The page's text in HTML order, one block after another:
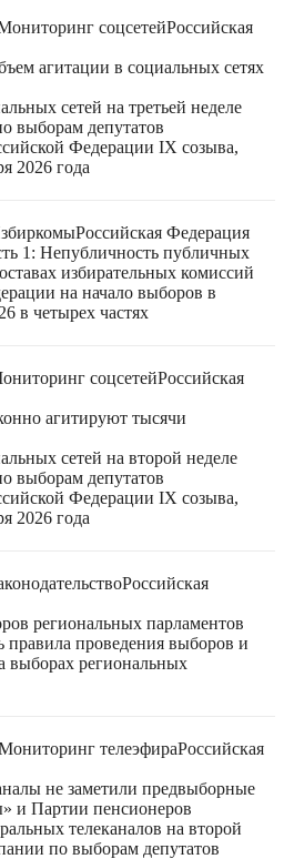
соцсетейРоссийская
агитации в социальных сетях
сетей на третьей неделе
выборам депутатов
Федерации IX созыва,
2026 года
Российская Федерация
1: Непубличность публичных
избирательных комиссий
на начало выборов в
в четырех частях
соцсетейРоссийская
агитируют тысячи
сетей на второй неделе
выборам депутатов
Федерации IX созыва,
2026 года
Российская
региональных парламентов
правила проведения выборов и
выборах региональных
телеэфираРоссийская
не заметили предвыборные
и Партии пенсионеров
телеканалов на второй
по выборам депутатов